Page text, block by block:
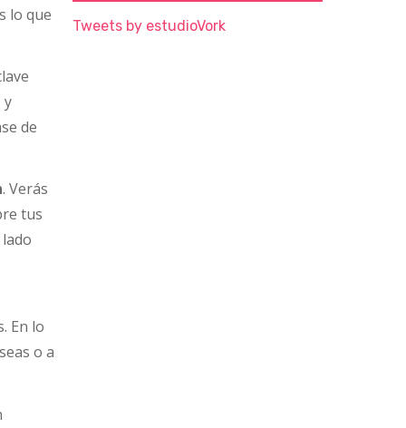
lo que
y
de
. Verás
tus
En lo
o a
Tweets by estudioVork